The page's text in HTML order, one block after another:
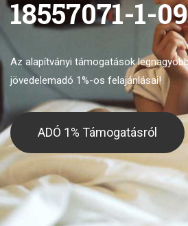
18557071-1-09
Az alapítványi támogatások
jövedelemadó 1%-os felajánlásai!
ADÓ 1% Támogatásról